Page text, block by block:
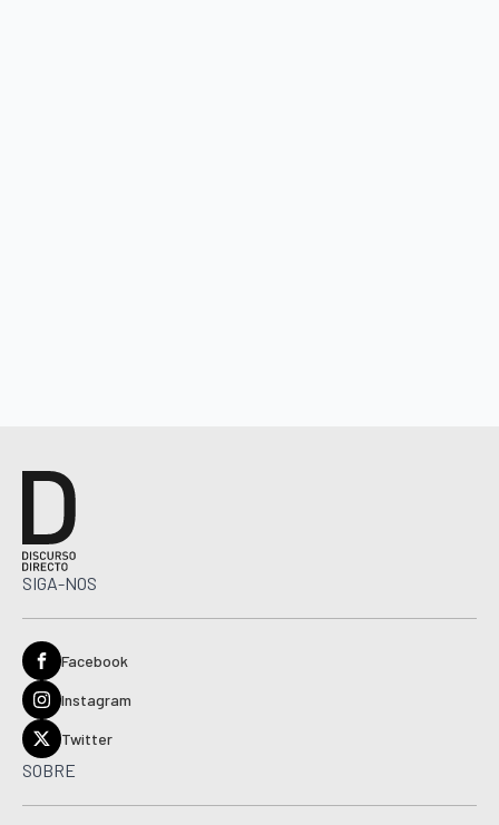
SIGA-NOS
Facebook
Instagram
Twitter
SOBRE